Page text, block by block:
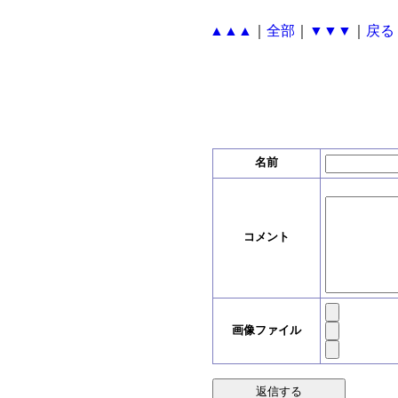
▲▲▲ 全部 ▼▼▼ 戻る
名前
コメント
画像ファイル